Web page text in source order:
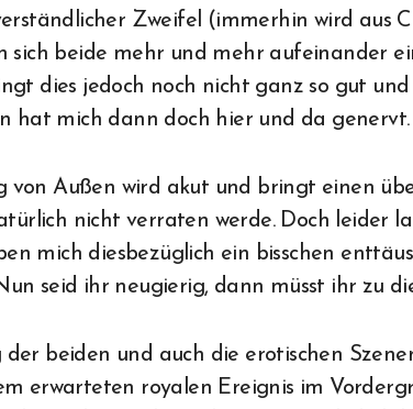
Zweifel (immerhin wird aus
sich beide mehr und mehr aufeinander
dies jedoch noch nicht ganz so gut
hat mich dann doch hier und da genervt.
von Außen wird akut und bringt einen
nicht verraten werde. Doch leider
mich diesbezüglich ein bisschen
seid ihr neugierig, dann müsst ihr zu
der beiden und auch die erotischen
erwarteten royalen Ereignis im